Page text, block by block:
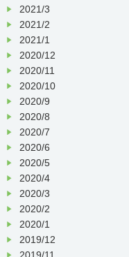
2021/3
2021/2
2021/1
2020/12
2020/11
2020/10
2020/9
2020/8
2020/7
2020/6
2020/5
2020/4
2020/3
2020/2
2020/1
2019/12